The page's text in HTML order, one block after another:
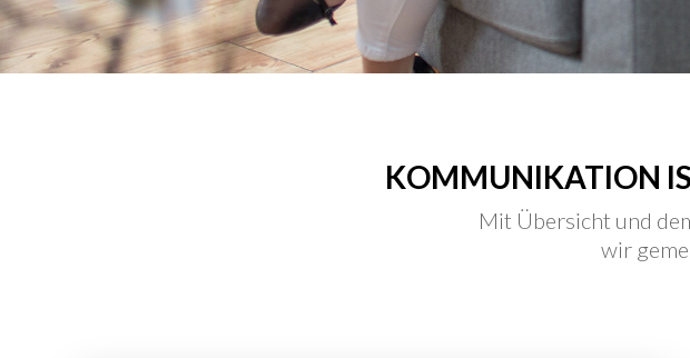
KOMMUNIKATION
Mit Übersicht und
wir